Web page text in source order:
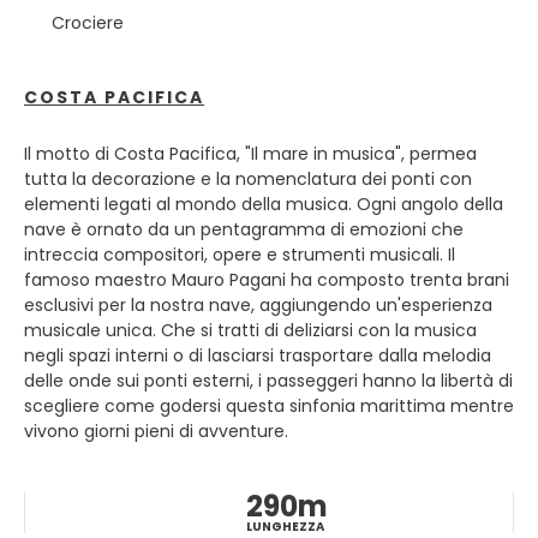
Crociere
COSTA PACIFICA
Il motto di Costa Pacifica, "Il mare in musica", permea
tutta la decorazione e la nomenclatura dei ponti con
elementi legati al mondo della musica. Ogni angolo della
nave è ornato da un pentagramma di emozioni che
intreccia compositori, opere e strumenti musicali. Il
famoso maestro Mauro Pagani ha composto trenta brani
esclusivi per la nostra nave, aggiungendo un'esperienza
musicale unica. Che si tratti di deliziarsi con la musica
negli spazi interni o di lasciarsi trasportare dalla melodia
delle onde sui ponti esterni, i passeggeri hanno la libertà di
scegliere come godersi questa sinfonia marittima mentre
vivono giorni pieni di avventure.
290m
LUNGHEZZA
nei vivaci mercati di strada. Passeggiando per le sue vie,
caotica, rumorosa e assolutamente affascinante.
Iniziate la vostra visita dal centro storico con il Palazzo dei
Normanni e la sua splendida Cappella Palatina, dove i
mosaici bizantini brillano d'oro. Da lì, passeggiate fino al
Duomo di Palermo, un capolavoro che fonde elementi
arabo-normanni, gotici e barocchi in un'unica struttura.
Esplorate il crocevia dei Quattro Canti e la vicina Piazza
Pretoria, famosa per la sua imponente fontana ornata di
statue. Non perdetevi le chiese della Martorana e di San
Cataldo, altra perfetta espressione del patrimonio arabo-
normanno di Palermo e sito Patrimonio dell'Umanità
UNESCO.
L'anima di Palermo si rivela appieno nei suoi mercati.
frutti di mare e street food, accompagnati dalle melodie
dei venditori. Assaggiate le specialità locali come le